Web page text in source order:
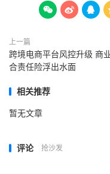
  
上一篇
跨境电商平台风控升级 商
合责任险浮出水面
相关推荐
暂无文章
评论 抢沙发